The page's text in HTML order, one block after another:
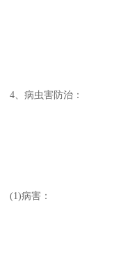
4、病虫害防治：
(1)病害：